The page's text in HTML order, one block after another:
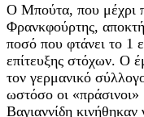
Ο Μπούτα, που μέχρι
Φρανκφούρτης,
ποσό που φτάνει το 1
επίτευξης στόχων. Ο
τον γερμανικό
ωστόσο οι
Βαγιαννίδη